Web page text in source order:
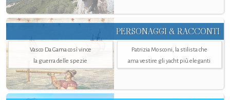
PERSONAGGI & RACCONTI
Vasco Da Gama così vince
la guerra delle spezie
Patrizia Mosconi, la stilista che
ama vestire gli yacht più eleganti